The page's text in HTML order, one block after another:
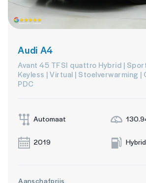
Audi A4
Avant 45 TFSI quattro Hybrid |
Keyless | Virtual | Stoelverwarming |
PDC
Automaat
2019
Aanschafprijs